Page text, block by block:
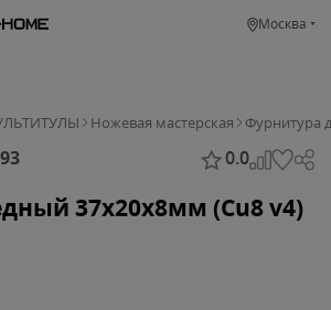
Москва
Ножевая мастерская Фурнитура
0.0
37x20x8мм (Cu8 v4)